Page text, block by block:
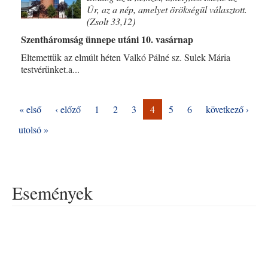
Úr, az a nép, amelyet örökségül választott.
(Zsolt 33,12)
Szentháromság ünnepe utáni 10. vasárnap
Eltemettük az elmúlt héten Valkó Pálné sz. Sulek Mária
testvérünket.a...
« első ‹ előző 1 2 3 4 5 6
következő ›
utolsó »
Események